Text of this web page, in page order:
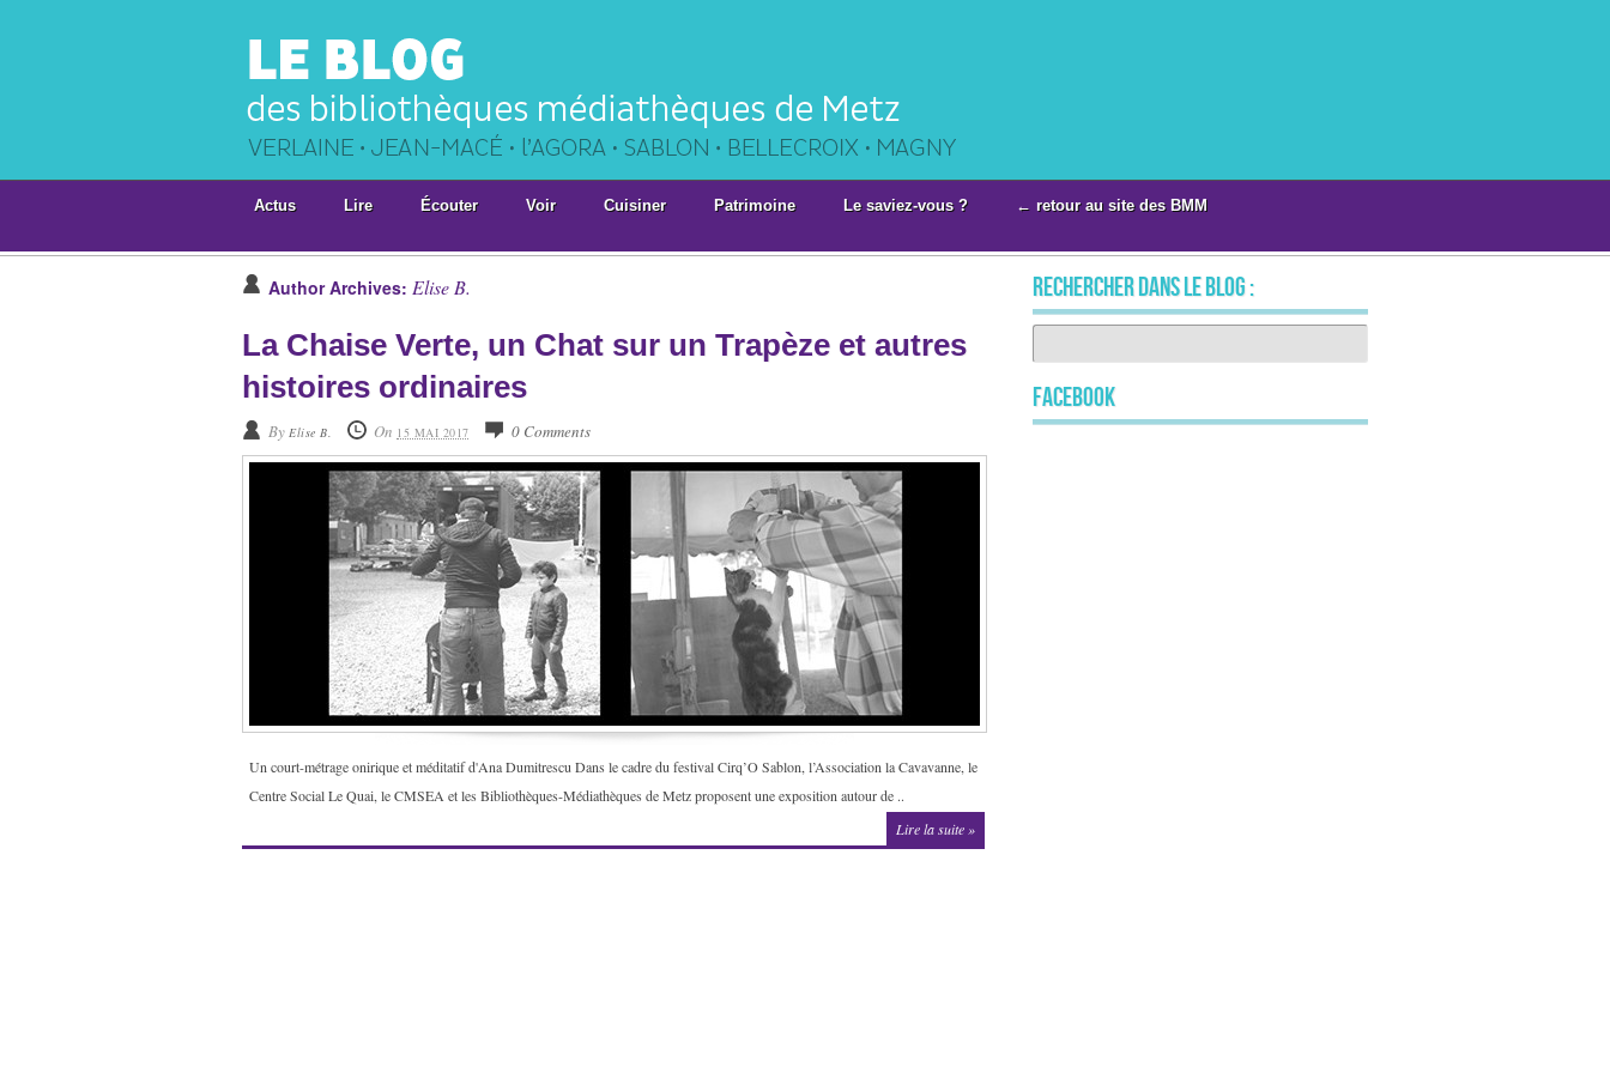
Actus Lire Écouter Voir Cuisiner Patrimoine Le saviez-vous ? ← retour au site des BMM
Author Archives: Elise B.
La Chaise Verte, un Chat sur un Trapèze et autres
histoires ordinaires
By Elise B. On 15 MAI 2017 0 Comments
Un court-métrage onirique et méditatif d'Ana Dumitrescu Dans le cadre du festival Cirq’O Sablon, l’Association la Cavavanne, le
Centre Social Le Quai, le CMSEA et les Bibliothèques-Médiathèques de Metz proposent une exposition autour de ..
Lire la suite »
rechercher dans le blog :
Facebook